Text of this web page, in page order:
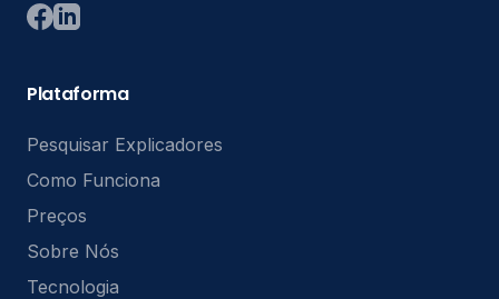
Plataforma
Pesquisar Explicadores
Como Funciona
Preços
Sobre Nós
Tecnologia